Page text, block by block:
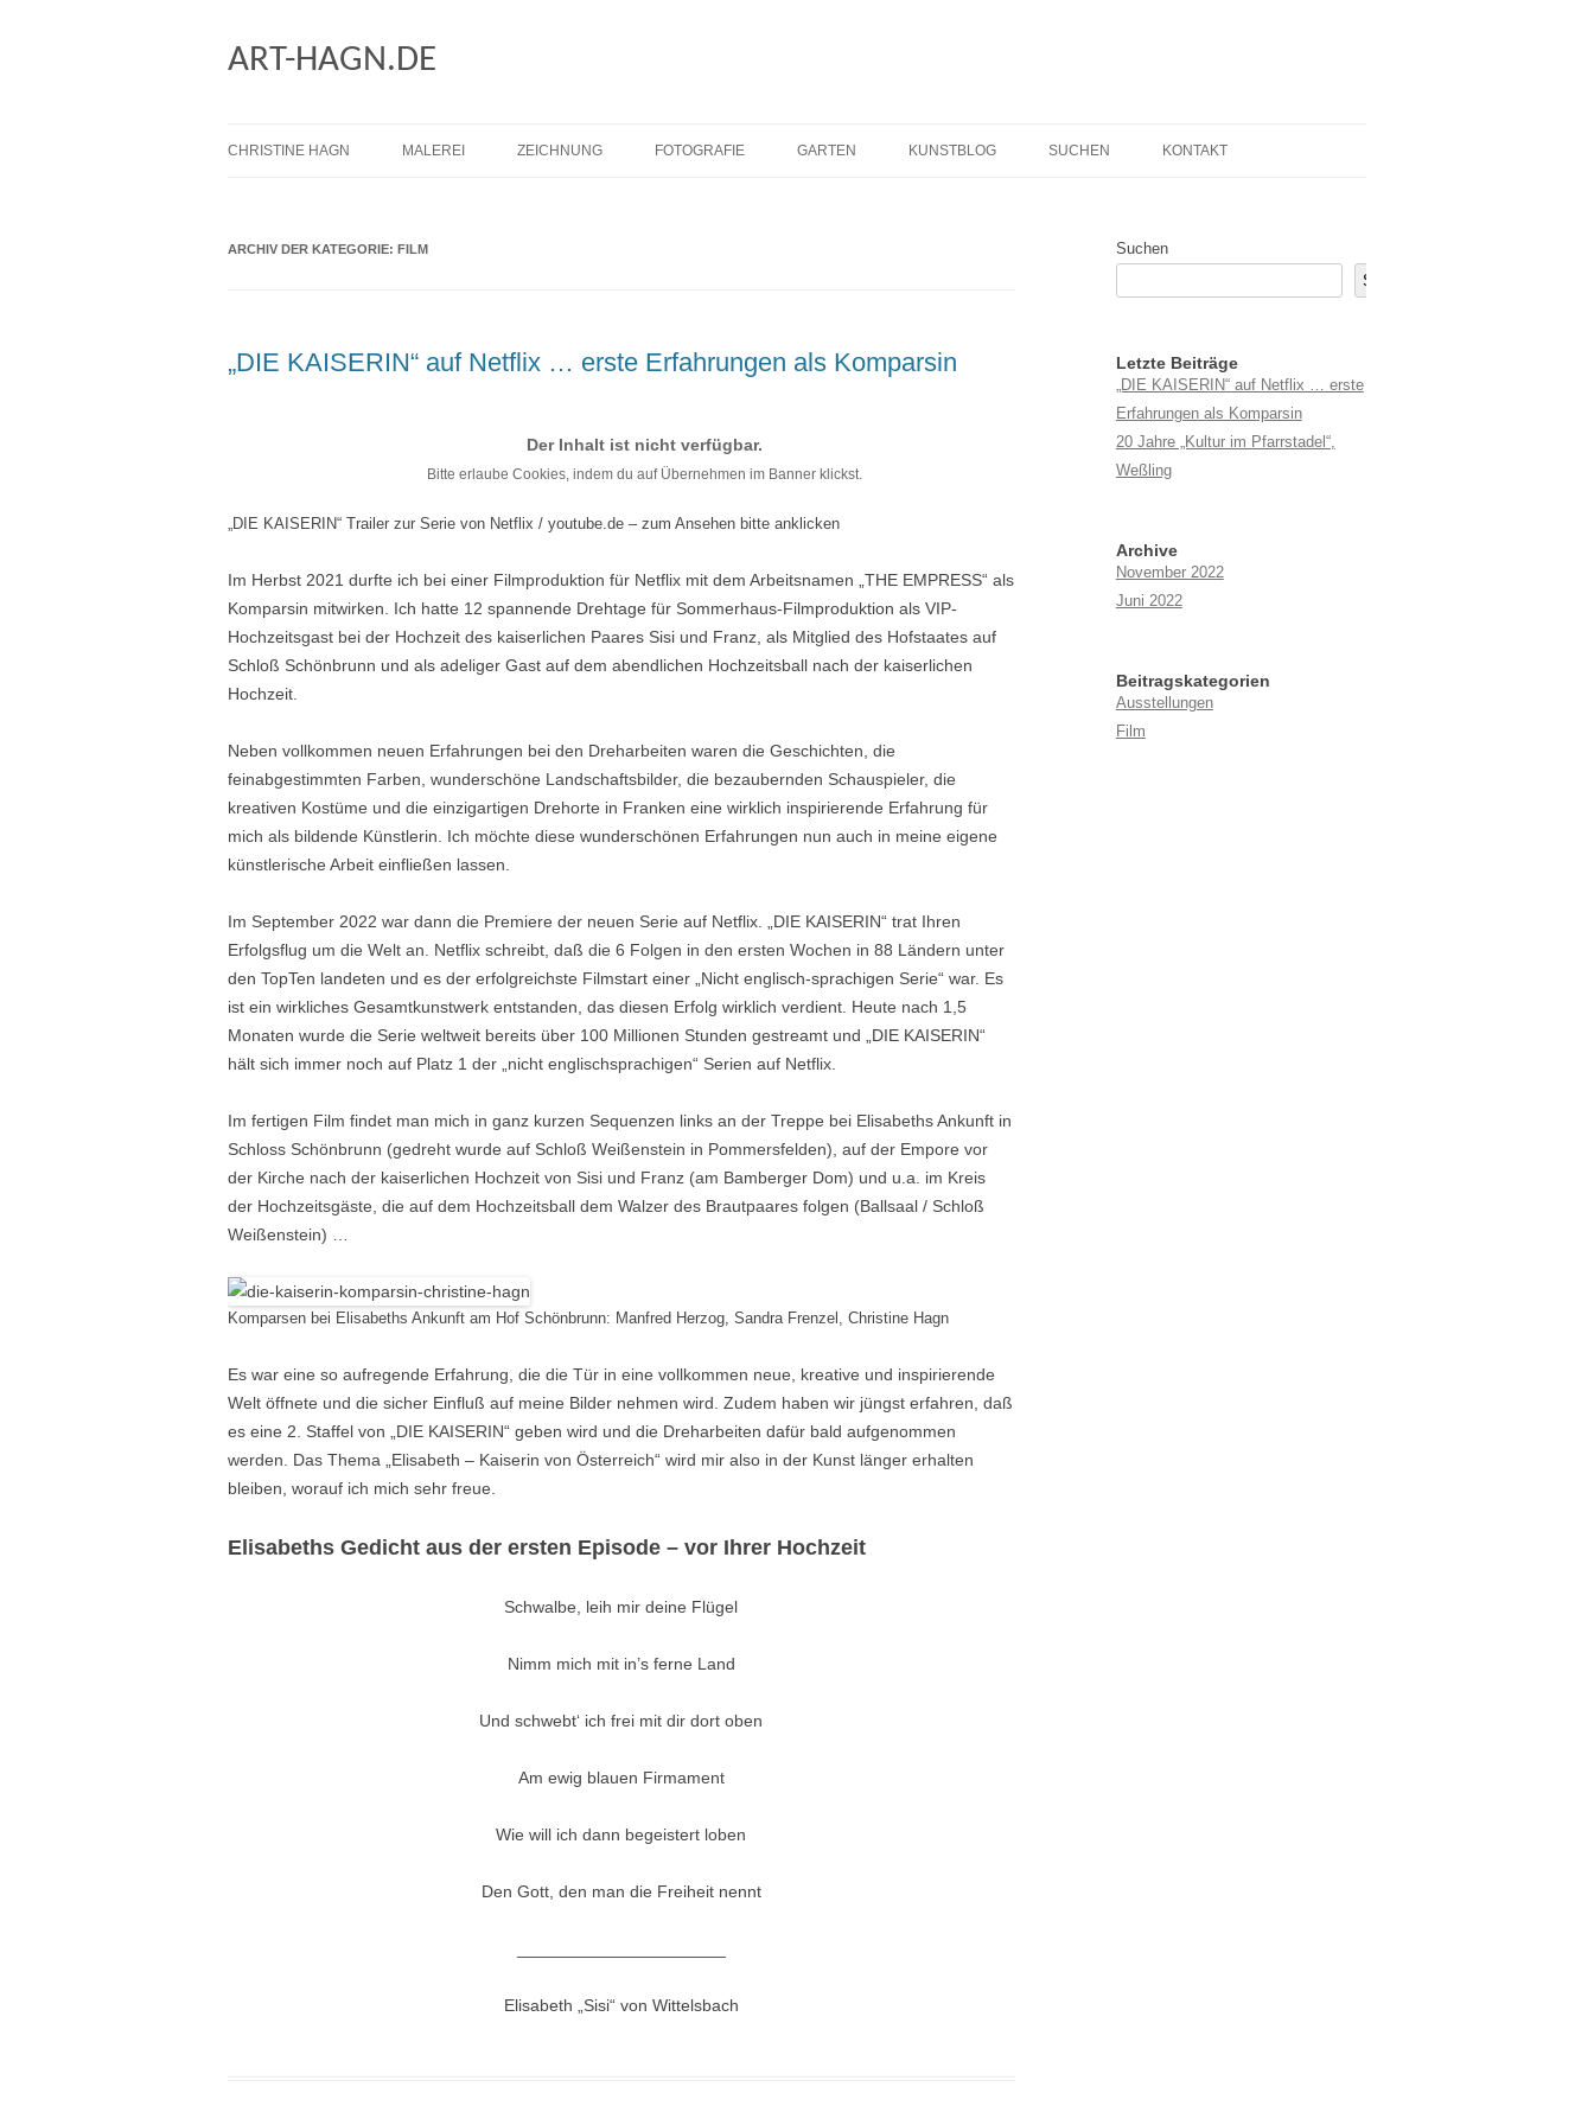
ART-HAGN.DE
Inhalt
CHRISTINE HAGN
HAFTUNGSAUSSCHLUSS
MALEREI
RESIN (KUNSTHARZ)
ZEICHNUNG FOTOGRAFIE
LICHT
GARTEN KUNSTBLOG SUCHEN KONTAKT
ARCHIV DER KATEGORIE: FILM
„DIE KAISERIN“ auf Netflix … erste Erfahrungen als Komparsin
Der Inhalt ist nicht verfügbar.
Bitte erlaube Cookies, indem du auf Übernehmen im Banner klickst.
„DIE KAISERIN“ Trailer zur Serie von Netflix / youtube.de – zum Ansehen bitte anklicken
Im Herbst 2021 durfte ich bei einer Filmproduktion für Netflix mit dem Arbeitsnamen „THE EMPRESS“ als
Komparsin mitwirken. Ich hatte 12 spannende Drehtage für Sommerhaus-Filmproduktion als VIP-
Hochzeitsgast bei der Hochzeit des kaiserlichen Paares Sisi und Franz, als Mitglied des Hofstaates auf
Schloß Schönbrunn und als adeliger Gast auf dem abendlichen Hochzeitsball nach der kaiserlichen
Hochzeit.
Neben vollkommen neuen Erfahrungen bei den Dreharbeiten waren die Geschichten, die
feinabgestimmten Farben, wunderschöne Landschaftsbilder, die bezaubernden Schauspieler, die
kreativen Kostüme und die einzigartigen Drehorte in Franken eine wirklich inspirierende Erfahrung für
mich als bildende Künstlerin. Ich möchte diese wunderschönen Erfahrungen nun auch in meine eigene
künstlerische Arbeit einfließen lassen.
Im September 2022 war dann die Premiere der neuen Serie auf Netflix. „DIE KAISERIN“ trat Ihren
Erfolgsflug um die Welt an. Netflix schreibt, daß die 6 Folgen in den ersten Wochen in 88 Ländern unter
den TopTen landeten und es der erfolgreichste Filmstart einer „Nicht englisch-sprachigen Serie“ war. Es
ist ein wirkliches Gesamtkunstwerk entstanden, das diesen Erfolg wirklich verdient. Heute nach 1,5
Monaten wurde die Serie weltweit bereits über 100 Millionen Stunden gestreamt und „DIE KAISERIN“
hält sich immer noch auf Platz 1 der „nicht englischsprachigen“ Serien auf Netflix.
Im fertigen Film findet man mich in ganz kurzen Sequenzen links an der Treppe bei Elisabeths Ankunft in
Schloss Schönbrunn (gedreht wurde auf Schloß Weißenstein in Pommersfelden), auf der Empore vor
der Kirche nach der kaiserlichen Hochzeit von Sisi und Franz (am Bamberger Dom) und u.a. im Kreis
der Hochzeitsgäste, die auf dem Hochzeitsball dem Walzer des Brautpaares folgen (Ballsaal / Schloß
Weißenstein) …
Komparsen bei Elisabeths Ankunft am Hof Schönbrunn: Manfred Herzog, Sandra Frenzel, Christine Hagn
Es war eine so aufregende Erfahrung, die die Tür in eine vollkommen neue, kreative und inspirierende
Welt öffnete und die sicher Einfluß auf meine Bilder nehmen wird. Zudem haben wir jüngst erfahren, daß
es eine 2. Staffel von „DIE KAISERIN“ geben wird und die Dreharbeiten dafür bald aufgenommen
werden. Das Thema „Elisabeth – Kaiserin von Österreich“ wird mir also in der Kunst länger erhalten
bleiben, worauf ich mich sehr freue.
Elisabeths Gedicht aus der ersten Episode – vor Ihrer Hochzeit
Schwalbe, leih mir deine Flügel
Nimm mich mit in’s ferne Land
Und schwebt‘ ich frei mit dir dort oben
Am ewig blauen Firmament
Wie will ich dann begeistert loben
Den Gott, den man die Freiheit nennt
Elisabeth „Sisi“ von Wittelsbach
Suchen
Suchen
Letzte Beiträge
„DIE KAISERIN“ auf Netflix … erste
Erfahrungen als Komparsin
20 Jahre „Kultur im Pfarrstadel“,
Weßling
Archive
November 2022
Juni 2022
Beitragskategorien
Ausstellungen
Film